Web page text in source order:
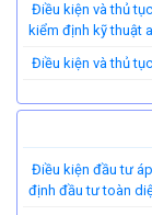
Điều kiện và thủ
kiểm định kỹ thuật
Điều kiện và thủ
Điều kiện đầu tư
định đầu tư toàn